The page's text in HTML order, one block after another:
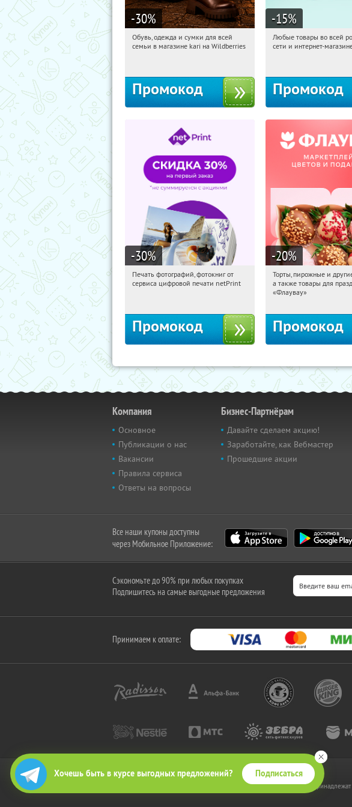
Хочешь быть в курсе выгодных предложений? Подписаться
-30%
09:42:37 Получили:
Обувь, одежда и сумки для всей
семьи в магазине kari на Wildberries
Промокод
-15%
09:42:37
Любые товары во всей
сети и интернет-
Промокод
-30%
09:42:37 Получили:
Печать фотографий, фотокниг от
сервиса цифровой печати netPrint
Промокод
-20%
09:42:37
Россия
Торты, пирожные и
а также товары для
«Флаувау»
Промокод
Компания
Основное
Публикации о нас
Вакансии
Правила сервиса
Ответы на вопросы
Бизнес-Партнёрам
Давайте сделаем акцию!
Заработайте, как Вебмастер
Прошедшие акции
Все наши купоны доступны
через Мобильное Приложение:
Сэкономьте до 90% при любых покупках
Подпишитесь на самые выгодные предложения
Принимаем к оплате:
2010-2026 © КупиКупон. Все права защищены.
Все права на товарный знак "КупиКупон" и на сайт www.kupikupon.ru